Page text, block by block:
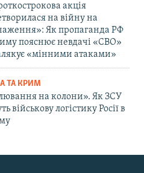
акція
на війну на
Як пропаганда РФ
пояснює невдачі «СВО»
«мінними атаками»
ТА КРИМ
на колони». Як ЗСУ
військову логістику Росії в